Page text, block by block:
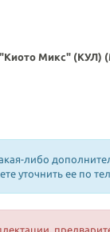
"Киото Микс" (КУЛ)
либо
уточнить ее по